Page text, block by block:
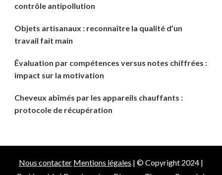
contrôle antipollution
Objets artisanaux : reconnaître la qualité d’un
travail fait main
Évaluation par compétences versus notes chiffrées :
impact sur la motivation
Cheveux abîmés par les appareils chauffants :
protocole de récupération
Nous contacter Mentions légales | © Copyright 2024 |